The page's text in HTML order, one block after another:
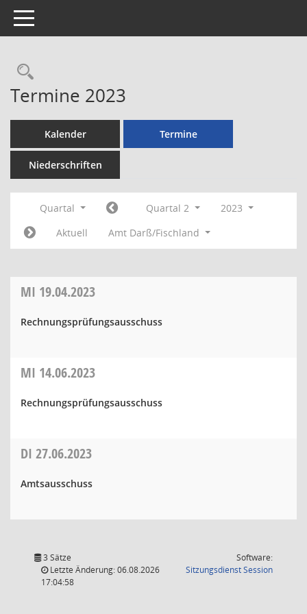
Toggle navigation
Rechercheauswahl
Termine 2023
Kalender Termine
Niederschriften
Quartal Quartal 2
2023
Aktuell
Amt Darß/Fischland
MI 19.04.2023
Rechnungsprüfungsausschuss
MI 14.06.2023
Rechnungsprüfungsausschuss
DI 27.06.2023
Amtsausschuss
3 Sätze
Letzte Änderung: 06.08.2026
17:04:58
Software:
SitzungsdienstSession(Wird in